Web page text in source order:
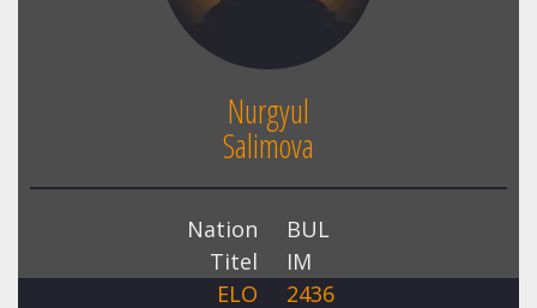
Nurgyul
Salimova
Nation
BUL
Titel
IM
ELO
2436